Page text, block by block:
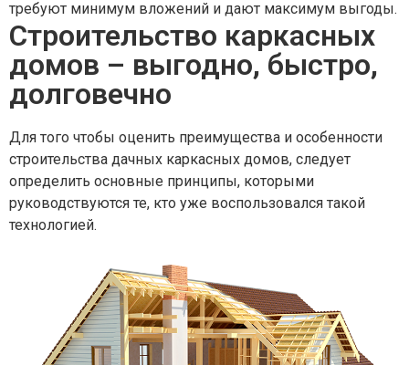
требуют минимум вложений и дают максимум выгоды.
Строительство каркасных
домов – выгодно, быстро,
долговечно
Для того чтобы оценить преимущества и особенности
строительства дачных каркасных домов, следует
определить основные принципы, которыми
руководствуются те, кто уже воспользовался такой
технологией.